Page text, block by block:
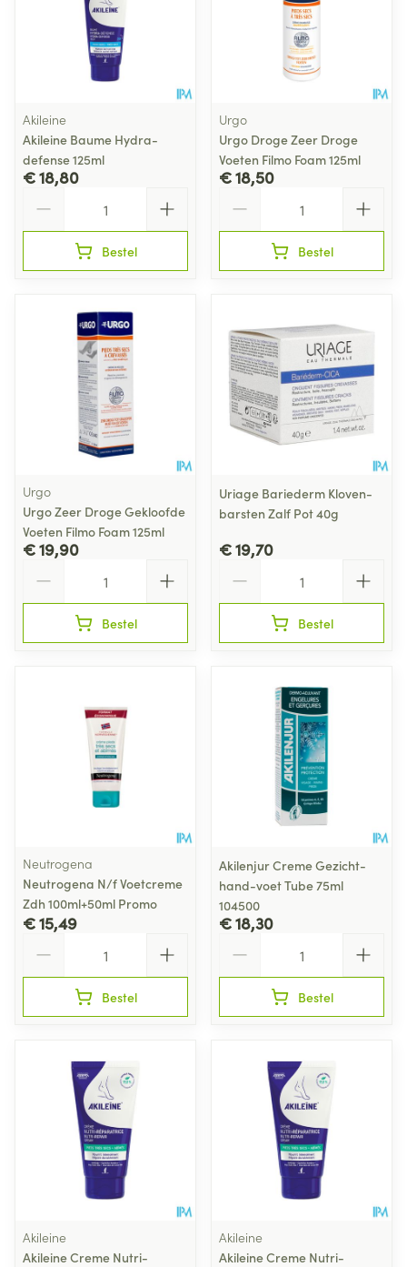
Akileine
Akileine Baume Hydra-
defense 125ml
€ 18,80
Bestel
Urgo
Urgo Droge Zeer Droge
Voeten Filmo Foam 125ml
€ 18,50
Bestel
Urgo
Urgo Zeer Droge Gekloofde
Voeten Filmo Foam 125ml
€ 19,90
Bestel
Uriage Bariederm Kloven-
barsten Zalf Pot 40g
€ 19,70
Bestel
Neutrogena
Neutrogena N/f Voetcreme
Zdh 100ml+50ml Promo
€ 15,49
Bestel
Akilenjur Creme Gezicht-
hand-voet Tube 75ml
104500
€ 18,30
Bestel
Akileine
Akileine Creme Nutri-
Akileine
Akileine Creme Nutri-